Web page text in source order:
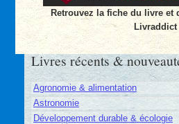
Retrouvez la fiche du livre et
Livraddict
Livres récents &
Agronomie & alimentation
Astronomie
Développement durable & écologie